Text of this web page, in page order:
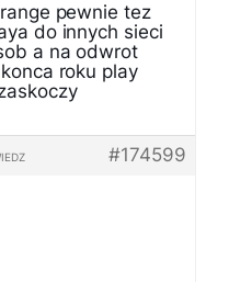
pewnie tez
do innych sieci
a na odwrot
roku play
#174599